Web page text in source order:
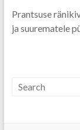
Prantsuse
ja suurematele